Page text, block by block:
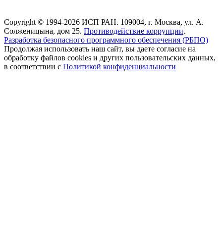
Copyright © 1994-2026 ИСП РАН. 109004, г. Москва, ул. А.
Солженицына, дом 25. Противодействие коррупции.
Разработка безопасного программного обеспечения (РБПО)
Продолжая использовать наш сайт, вы даете согласие на
обработку файлов cookies и других пользовательских данных,
в соответствии с Политикой конфиденциальности